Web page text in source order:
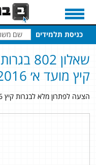
כניסת תלמידים
שאלון 802 בגרות
קיץ מועד א׳ 2016 פתרון מלא
הצעה לפתרון מלא לבגרות קיץ 2016 מועד א׳ שאלון 802: